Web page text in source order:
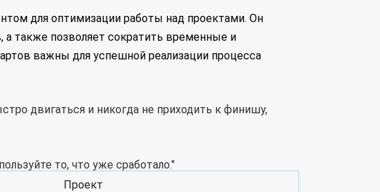
для оптимизации работы над проектами. Он
а также позволяет сократить временные и
важны для успешной реализации процесса
двигаться и никогда не приходить к финишу,
то, что уже сработало."
Проект